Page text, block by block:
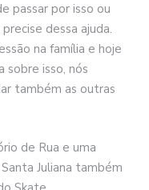
passar por isso ou
dessa ajuda.
na família e hoje
sobre isso, nós
também as outras
de Rua e uma
Juliana também